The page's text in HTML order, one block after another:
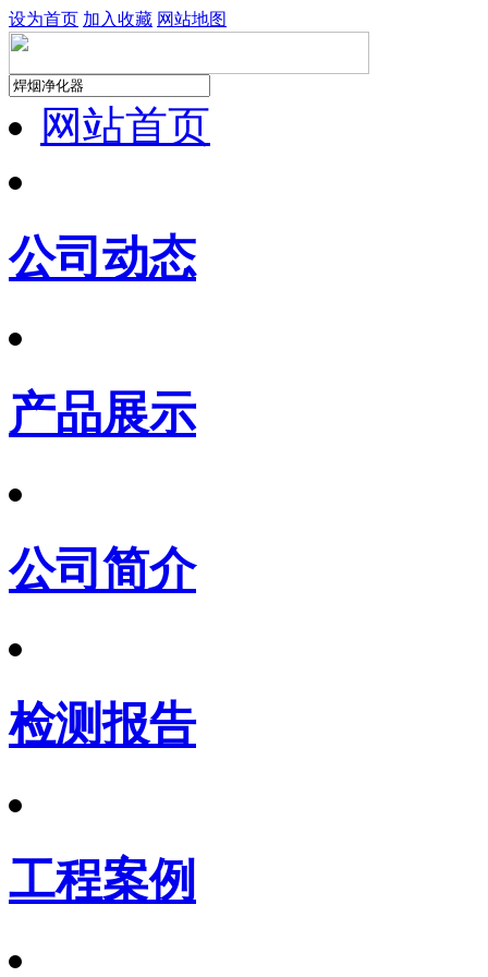
设为首页 加入收藏 网站地图
网站首页
公司动态
产品展示
公司简介
检测报告
工程案例